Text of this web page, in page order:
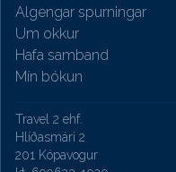
Algengar spurningar
Um okkur
Hafa samband
Mín bókun
Travel 2 ehf.
Hlíðasmári 2
201 Kópavogur